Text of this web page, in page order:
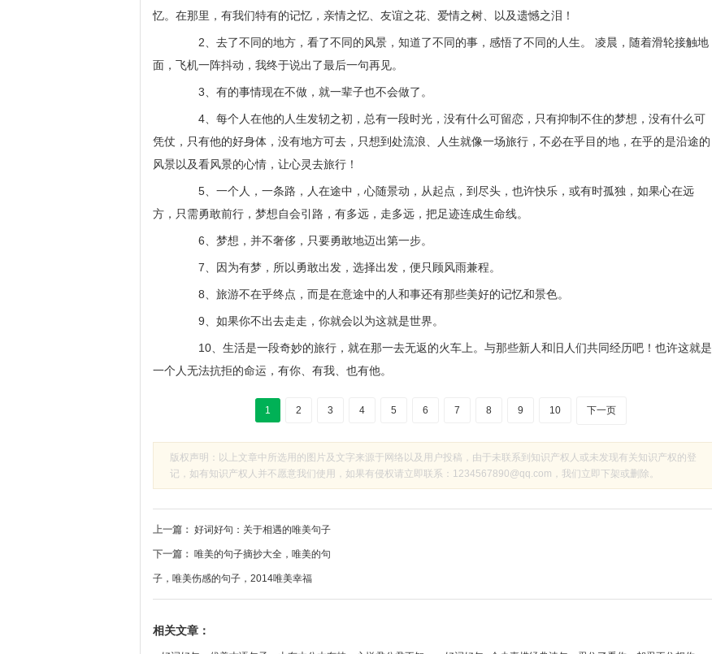
忆。在那里，有我们特有的记忆，亲情之忆、友谊之花、爱情之树、以及遗憾之泪！
2、去了不同的地方，看了不同的风景，知道了不同的事，感悟了不同的人生。 凌晨，随着滑轮接触地
面，飞机一阵抖动，我终于说出了最后一句再见。
3、有的事情现在不做，就一辈子也不会做了。
4、每个人在他的人生发轫之初，总有一段时光，没有什么可留恋，只有抑制不住的梦想，没有什么可
凭仗，只有他的好身体，没有地方可去，只想到处流浪、人生就像一场旅行，不必在乎目的地，在乎的是沿途的
风景以及看风景的心情，让心灵去旅行！
5、一个人，一条路，人在途中，心随景动，从起点，到尽头，也许快乐，或有时孤独，如果心在远
方，只需勇敢前行，梦想自会引路，有多远，走多远，把足迹连成生命线。
6、梦想，并不奢侈，只要勇敢地迈出第一步。
7、因为有梦，所以勇敢出发，选择出发，便只顾风雨兼程。
8、旅游不在乎终点，而是在意途中的人和事还有那些美好的记忆和景色。
9、如果你不出去走走，你就会以为这就是世界。
10、生活是一段奇妙的旅行，就在那一去无返的火车上。与那些新人和旧人们共同经历吧！也许这就是
一个人无法抗拒的命运，有你、有我、也有他。
1 2 3 4 5 6 7 8 9 10 下一页
版权声明：以上文章中所选用的图片及文字来源于网络以及用户投稿，由于未联系到知识产权人或未发现有关知识产权的登
记，如有知识产权人并不愿意我们使用，如果有侵权请立即联系：1234567890@qq.com，我们立即下架或删除。
上一篇： 好词好句：关于相遇的唯美句子
下一篇： 唯美的句子摘抄大全，唯美的句
子，唯美伤感的句子，2014唯美幸福
相关文章：